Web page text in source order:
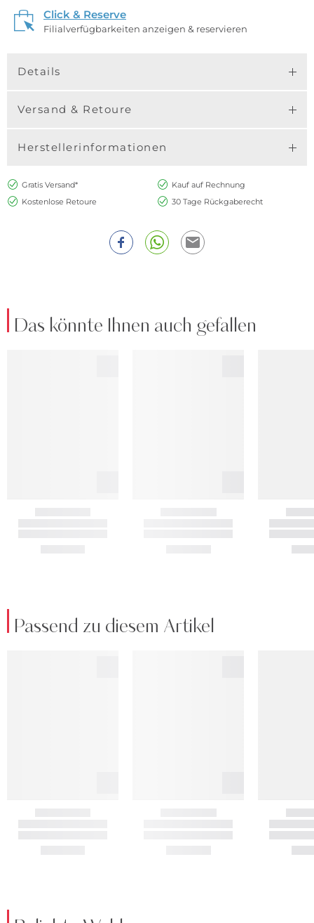
Click & Reserve
Filialverfügbarkeiten anzeigen & reservieren
Details
Versand & Retoure
Herstellerinformationen
Gratis Versand*
Kauf auf Rechnung
Kostenlose Retoure
30 Tage Rückgaberecht
Das könnte Ihnen auch gefallen
Passend zu diesem Artikel